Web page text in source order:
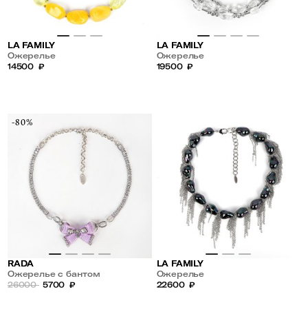
LA FAMILY
Ожерелье
14500 ₽
LA FAMILY
Ожерелье
19500 ₽
-80%
RADA
Ожерелье с бантом
26000 5700 ₽
LA FAMILY
Ожерелье
22600 ₽